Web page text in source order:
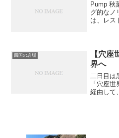
Pump 秋
グ的なノ
は、レス
ボテボ
四国の岩場
【穴
界へ
二日目は
「穴座
経由して